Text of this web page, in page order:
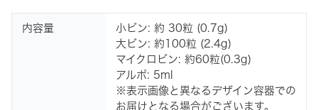
内容量
小ビン: 約 30粒 (0.7g)
大ビン: 約100粒 (2.4g)
マイクロビン: 約60粒(0.3g)
アルポ: 5ml
※表示画像と異なるデザイン容器での
お届けとなる場合がございます。